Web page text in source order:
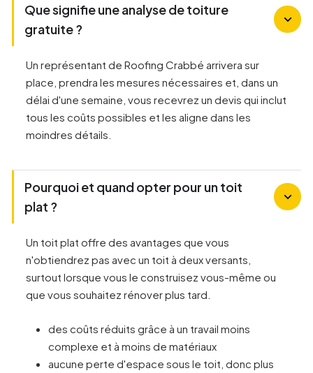
Que signifie une analyse de toiture
gratuite ?
Un représentant de Roofing Crabbé arrivera sur
place, prendra les mesures nécessaires et, dans un
délai d'une semaine, vous recevrez un devis qui inclut
tous les coûts possibles et les aligne dans les
moindres détails.
Pourquoi et quand opter pour un toit
plat ?
Un toit plat offre des avantages que vous
n'obtiendrez pas avec un toit à deux versants,
surtout lorsque vous le construisez vous-même ou
que vous souhaitez rénover plus tard.
des coûts réduits grâce à un travail moins
complexe et à moins de matériaux
aucune perte d'espace sous le toit, donc plus